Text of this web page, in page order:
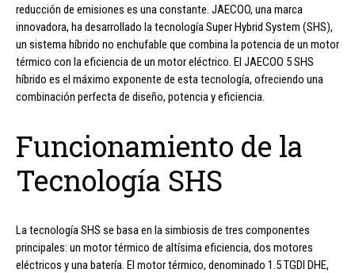
reducción de emisiones es una constante. JAECOO, una marca
innovadora, ha desarrollado la tecnología Super Hybrid System (SHS),
un sistema híbrido no enchufable que combina la potencia de un motor
térmico con la eficiencia de un motor eléctrico. El JAECOO 5 SHS
híbrido es el máximo exponente de esta tecnología, ofreciendo una
combinación perfecta de diseño, potencia y eficiencia.
Funcionamiento de la
Tecnología SHS
La tecnología SHS se basa en la simbiosis de tres componentes
principales: un motor térmico de altísima eficiencia, dos motores
eléctricos y una batería. El motor térmico, denominado 1.5 TGDI DHE,